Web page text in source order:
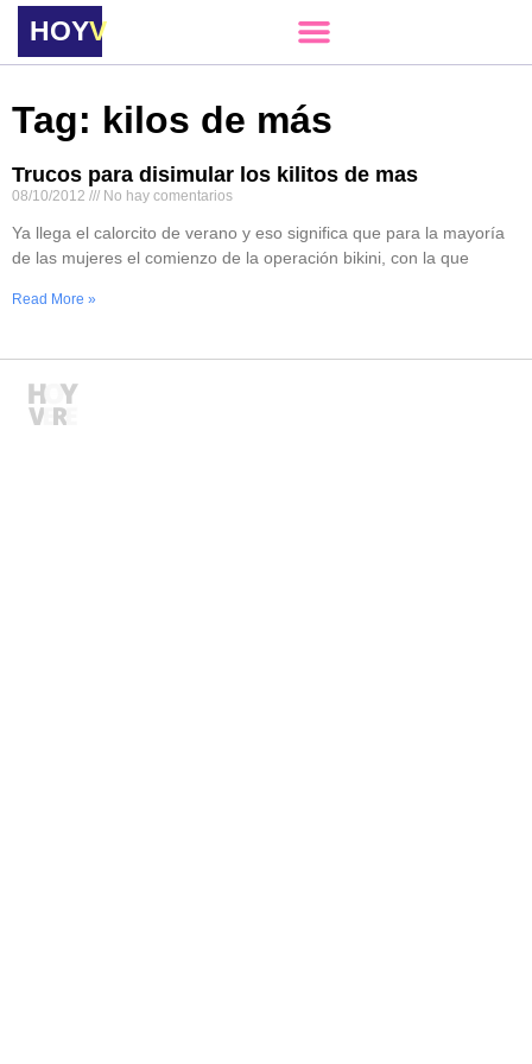
HOYVERE
Tag: kilos de más
Trucos para disimular los kilitos de mas
08/10/2012 No hay comentarios
Ya llega el calorcito de verano y eso significa que para la mayoría
de las mujeres el comienzo de la operación bikini, con la que
Read More »